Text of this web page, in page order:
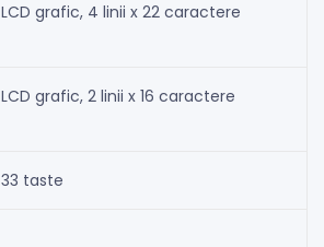
LCD grafic, 4 linii x 22 caractere
LCD grafic, 2 linii x 16 caractere
33 taste